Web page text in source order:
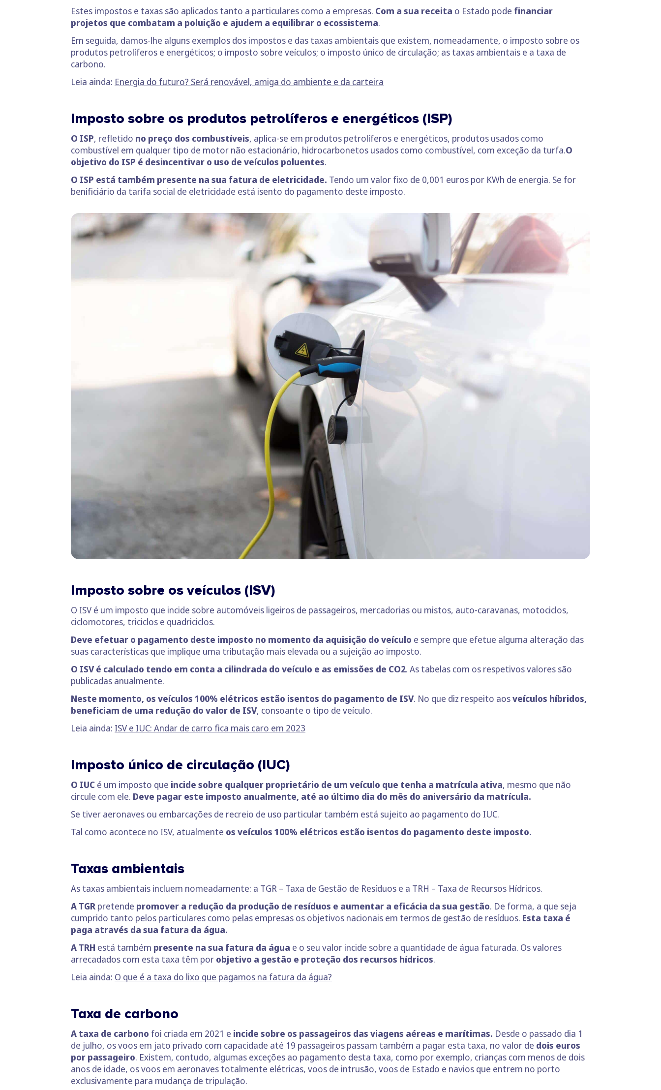
Estes impostos e taxas são aplicados tanto a particulares como a empresas. Com a sua receita o Estado pode financiar
projetos que combatam a poluição e ajudem a equilibrar o ecossistema.
Em seguida, damos-lhe alguns exemplos dos impostos e das taxas ambientais que existem, nomeadamente, o imposto sobre os
produtos petrolíferos e energéticos; o imposto sobre veículos; o imposto único de circulação; as taxas ambientais e a taxa de
carbono.
Leia ainda: Energia do futuro? Será renovável, amiga do ambiente e da carteira
Imposto sobre os produtos petrolíferos e energéticos (ISP)
O ISP, refletido no preço dos combustíveis, aplica-se em produtos petrolíferos e energéticos, produtos usados como
combustível em qualquer tipo de motor não estacionário, hidrocarbonetos usados como combustível, com exceção da turfa.O
objetivo do ISP é desincentivar o uso de veículos poluentes.
O ISP está também presente na sua fatura de eletricidade. Tendo um valor fixo de 0,001 euros por KWh de energia. Se for
benificiário da tarifa social de eletricidade está isento do pagamento deste imposto.
Imposto sobre os veículos (ISV)
O ISV é um imposto que incide sobre automóveis ligeiros de passageiros, mercadorias ou mistos, auto-caravanas, motociclos,
ciclomotores, triciclos e quadriciclos.
Deve efetuar o pagamento deste imposto no momento da aquisição do veículo e sempre que efetue alguma alteração das
suas características que implique uma tributação mais elevada ou a sujeição ao imposto.
O ISV é calculado tendo em conta a cilindrada do veículo e as emissões de CO2. As tabelas com os respetivos valores são
publicadas anualmente.
Neste momento, os veículos 100% elétricos estão isentos do pagamento de ISV. No que diz respeito aosveículos híbridos,
beneficiam de uma redução do valor de ISV, consoante o tipo de veículo.
Leia ainda: ISV e IUC: Andar de carro fica mais caro em 2023
Imposto único de circulação (IUC)
O IUC é um imposto que incide sobre qualquer proprietário de um veículo que tenha a matrícula ativa, mesmo que não
circule com ele. Deve pagar este imposto anualmente, até ao último dia do mês do aniversário da matrícula.
Se tiver aeronaves ou embarcações de recreio de uso particular também está sujeito ao pagamento do IUC.
Tal como acontece no ISV, atualmente os veículos 100% elétricos estão isentos do pagamento deste imposto.
Taxas ambientais
As taxas ambientais incluem nomeadamente: a TGR – Taxa de Gestão de Resíduos e a TRH – Taxa de Recursos Hídricos.
A TGR pretende promover a redução da produção de resíduos e aumentar a eficácia da sua gestão. De forma, a que seja
cumprido tanto pelos particulares como pelas empresas os objetivos nacionais em termos de gestão de resíduos. Esta taxa é
paga através da sua fatura da água.
A TRH está também presente na sua fatura da água e o seu valor incide sobre a quantidade de água faturada. Os valores
arrecadados com esta taxa têm por objetivo a gestão e proteção dos recursos hídricos.
Leia ainda: O que é a taxa do lixo que pagamos na fatura da água?
Taxa de carbono
A taxa de carbono foi criada em 2021 e incide sobre os passageiros das viagens aéreas e marítimas. Desde o passado dia 1
de julho, os voos em jato privado com capacidade até 19 passageiros passam também a pagar esta taxa, no valor de dois euros
por passageiro. Existem, contudo, algumas exceções ao pagamento desta taxa, como por exemplo, crianças com menos de dois
anos de idade, os voos em aeronaves totalmente elétricas, voos de intrusão, voos de Estado e navios que entrem no porto
exclusivamente para mudança de tripulação.